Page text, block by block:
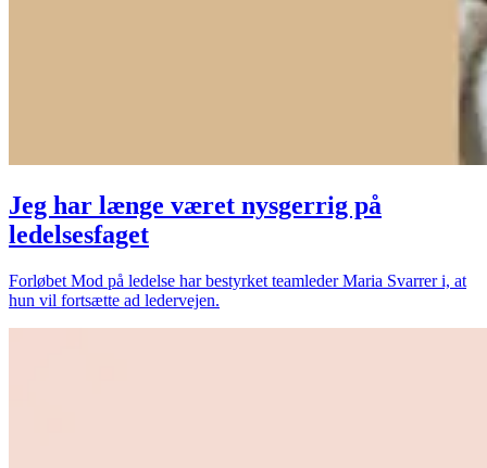
Jeg har længe været nysgerrig på
ledelsesfaget
Forløbet Mod på ledelse har bestyrket teamleder Maria Svarrer i, at
hun vil fortsætte ad ledervejen.